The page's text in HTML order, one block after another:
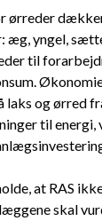
ørreder
æg, yngel,
til
laks og ørred
til energi,
at RAS
skal